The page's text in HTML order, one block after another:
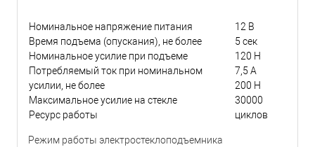
Номинальное напряжение питания
Время подъема (опускания), не более
Номинальное усилие при подъеме
Потребляемый ток при номинальном
усилии, не более
Максимальное усилие на стекле
Ресурс работы
12 В
5 сек
120 Н
7,5 А
200 Н
30000
циклов
Режим работы электростеклоподъемника